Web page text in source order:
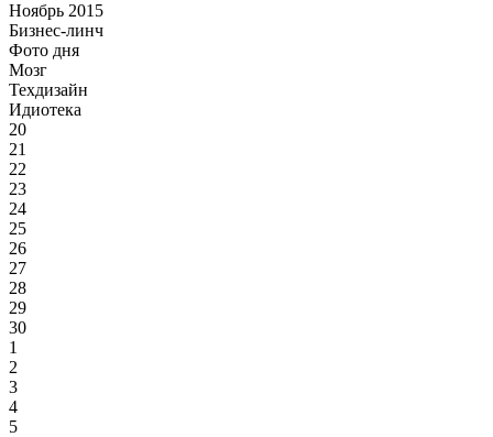
Ноябрь 2015
Бизнес-линч
Фото дня
Мозг
Техдизайн
Идиотека
20
21
22
23
24
25
26
27
28
29
30
1
2
3
4
5